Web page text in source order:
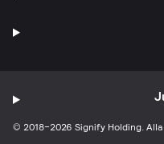
© 2018–2026 Signify Holding.